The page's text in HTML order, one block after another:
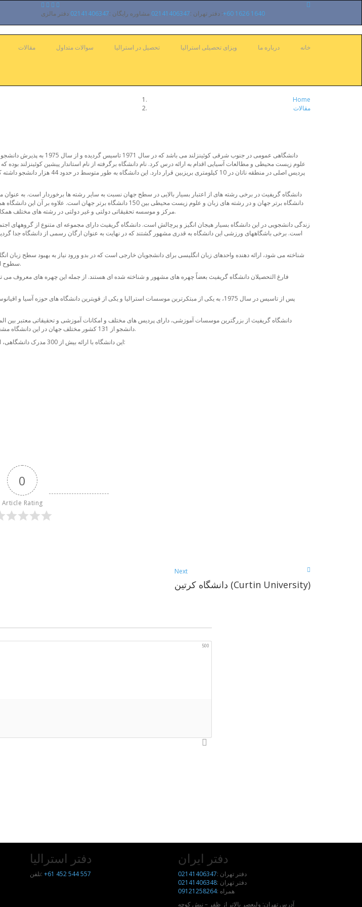
دفتر تهران :02141406347 مشاوره رایگان :02141406347 دفتر مالزی :+60 1626 1640
مقالات سوالات متداول تحصیل در استرالیا ویزای تحصیلی استرالیا درباره ما خانه
Home
مقالات
علوم زیست محیطی و مطالعات آسیایی اقدام به ارائه درس کرد. نام دانشگاه برگرفته از نام استاندار پیشین کوئینزلند
پردیس اصلی در منطقه ناتان در
مرکز و موسسه تحقیقاتی دولتی و غیر دولتی در رشته های مختلف همکاری نزدیک داشته و به همین دلیل همواره در حوزه های علمی مختلف در استرالیا جزو دانشگاههای پیشتاز است.
زندگی دانشجویی در این دانشگاه بسیار هیجان انگیز و پرچالش است. دانشگاه گریفیث دارای مجموعه ای متنوع از گروههای
سطوح ابتدایی تا پیشرفته را در بر می گیرد. این مرکز همچنین دارای بخشی برای برگزاری آزمون زبان آیلتس می باشد.
فارغ التحصیلان دانشگاه گریفیث بعضاً چهره های مشهور و شناخته شده ای هستند. از جمله این چهره های معروف می
دانشجو از 131 کشور مختلف جهان در این دانشگاه مشغول به تحصیل هستند. گریفیث از نظر وسعت در بین موسسات آموزش عالی استرالیا در جایگاه نهم قرار دارد.
این دانشگاه با ارائه بیش از 300 مدرک دانشگاهی، این امکان را در اختیار دانشجویان قرار میدهد تا با توجه به علاقه خود مناسب ترین رشته تحصیلی را انتخاب کنند:
0
Article Rating
Next
دانشگاه کرتین (Curtin University)
500
دفتر استرالیا
تلفن: +61 452 544 557
دفتر ایران
دفتر تهران :02141406347
دفتر تهران :02141406348
همراه :09121258264
آدرس تهران: ولیعصر بالاتر از ظفر – نبش کوچه